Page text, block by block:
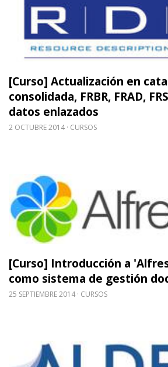
[Curso] Actualización en
consolidada, FRBR, FRAD,
datos enlazados
2 OCTUBRE 2014 CURSOS
[Curso] Introducción a
como sistema de gestión
25 SEPTIEMBRE 2014 CURSOS
Leer m�s sobre [Curso]
Leer m�s sobre Asamblea